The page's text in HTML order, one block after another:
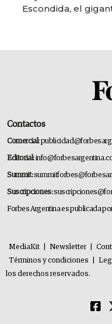
Escondida, el
Contactos
Comercial:
Editorial:
Summit:
Suscripciones:
Forbes Argentina es publicada
MediaKit Newsletter
Términos y condiciones
los derechos reservados.